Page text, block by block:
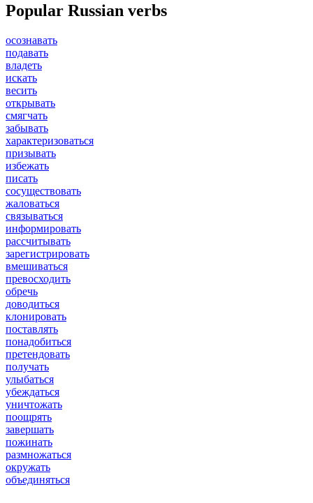
Popular Russian verbs
осознавать
подавать
владеть
искать
весить
открывать
смягчать
забывать
характеризоваться
призывать
избежать
писать
сосуществовать
жаловаться
связываться
информировать
рассчитывать
зарегистрировать
вмешиваться
превосходить
обречь
доводиться
клонировать
поставлять
понадобиться
претендовать
получать
улыбаться
убеждаться
уничтожать
поощрять
завершать
пожинать
размножаться
окружать
объединяться